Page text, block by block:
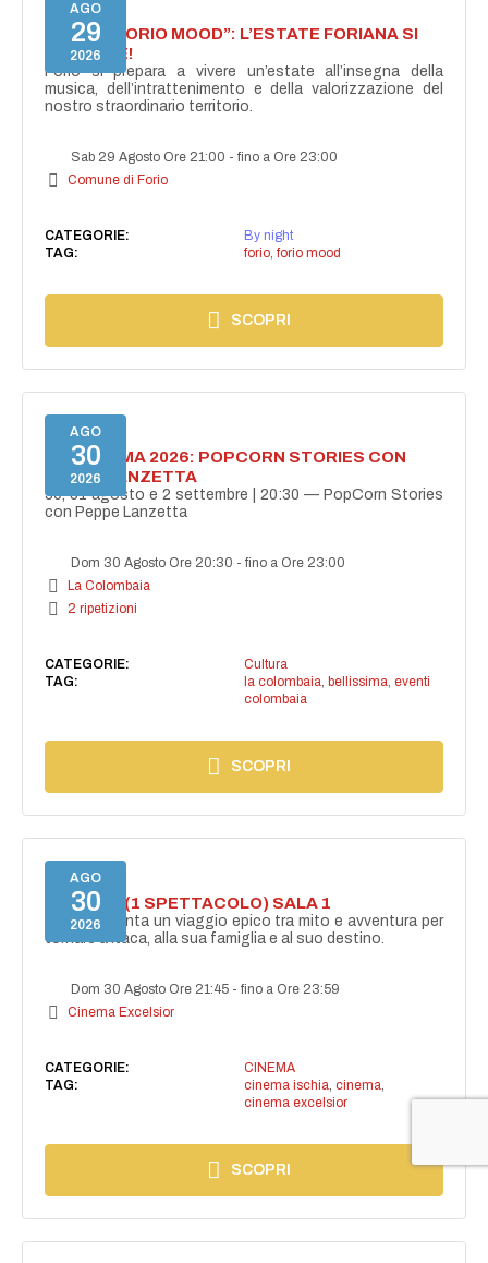
AGO
29
2026
NASCE “FORIO MOOD”: L’ESTATE FORIANA SI
ACCENDE!
Forio si prepara a vivere un’estate all’insegna della
musica, dell’intrattenimento e della valorizzazione del
nostro straordinario territorio.
Sab 29 Agosto Ore 21:00 -fino a Ore 23:00
Comune di Forio
CATEGORIE:
By night
TAG:
forio, forio mood
SCOPRI
AGO
30
2026
BELLISSIMA 2026: POPCORN STORIES CON
PEPPE LANZETTA
30, 31 agosto e 2 settembre | 20:30 — PopCorn Stories
con Peppe Lanzetta
Dom 30 Agosto Ore 20:30 -fino a Ore 23:00
La Colombaia
2 ripetizioni
CATEGORIE:
Cultura
TAG:
la colombaia, bellissima, eventi
colombaia
SCOPRI
AGO
30
2026
ODISSEA (1 SPETTACOLO) SALA 1
Ulisse affronta un viaggio epico tra mito e avventura per
tornare a Itaca, alla sua famiglia e al suo destino.
Dom 30 Agosto Ore 21:45 -fino a Ore 23:59
Cinema Excelsior
CATEGORIE:
CINEMA
TAG:
cinema ischia, cinema,
cinema excelsior
SCOPRI